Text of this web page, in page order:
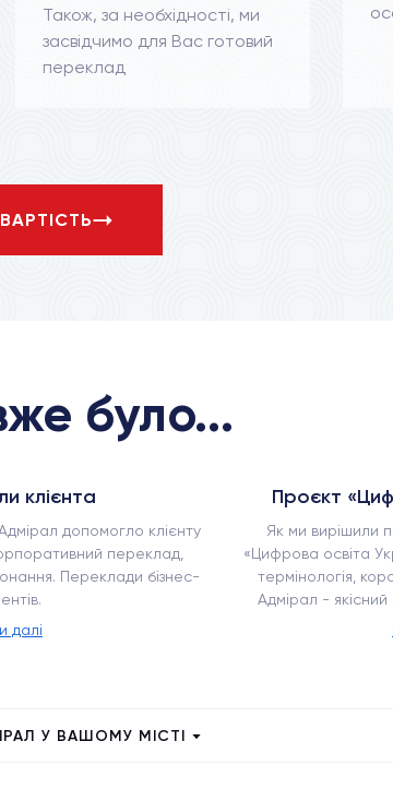
Також, за необхідності, ми
засвідчимо для Вас готовий
переклад
було...
клієнта
допомогло клієнту
переклад,
Переклади бізнес-
далі
Проєкт
Як ми вирішили
«Цифрова освіта
термінологія,
Адмірал - якісний
У ВАШОМУ МІСТІ